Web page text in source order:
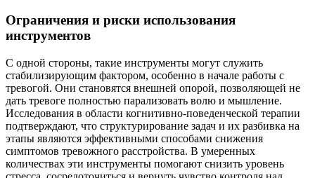
Ограничения и риски использования
инструментов
С одной стороны, такие инструменты могут служить
стабилизирующим фактором, особенно в начале работы с
тревогой. Они становятся внешней опорой, позволяющей не
дать тревоге полностью парализовать волю и мышление.
Исследования в области когнитивно-поведенческой терапии
подтверждают, что структурирование задач и их разбивка на
этапы являются эффективными способами снижения
симптомов тревожного расстройства. В умеренных
количествах эти инструменты помогают снизить уровень